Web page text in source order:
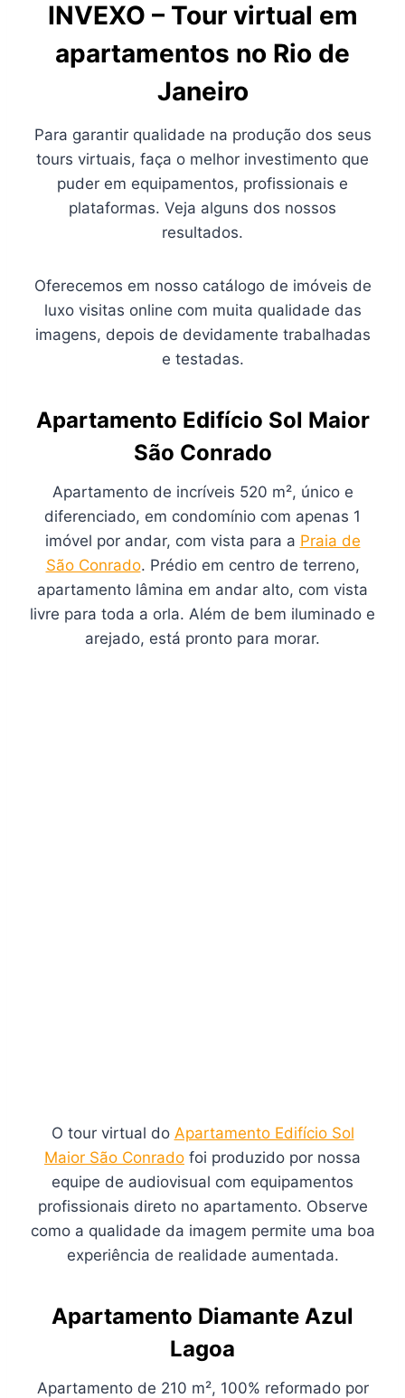
INVEXO – Tour virtual em
apartamentos no Rio de
Janeiro
Para garantir qualidade na produção dos seus
tours virtuais, faça o melhor investimento que
puder em equipamentos, profissionais e
plataformas. Veja alguns dos nossos
resultados.
Oferecemos em nosso catálogo de imóveis de
luxo visitas online com muita qualidade das
imagens, depois de devidamente trabalhadas
e testadas.
Apartamento Edifício Sol Maior
São Conrado
Apartamento de incríveis 520 m², único e
diferenciado, em condomínio com apenas 1
imóvel por andar, com vista para a Praia de
São Conrado. Prédio em centro de terreno,
apartamento lâmina em andar alto, com vista
livre para toda a orla. Além de bem iluminado e
arejado, está pronto para morar.
O tour virtual do Apartamento Edifício Sol
Maior São Conrado foi produzido por nossa
equipe de audiovisual com equipamentos
profissionais direto no apartamento. Observe
como a qualidade da imagem permite uma boa
experiência de realidade aumentada.
Apartamento Diamante Azul
Lagoa
Apartamento de 210 m², 100% reformado por